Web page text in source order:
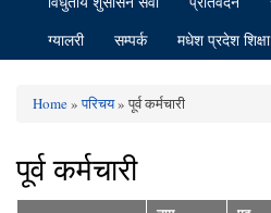
ग्यालरी
सम्पर्क मधेश प्रदेश
Home»परिचय» पूर्व कर्मचारी
पूर्व कर्मचारी